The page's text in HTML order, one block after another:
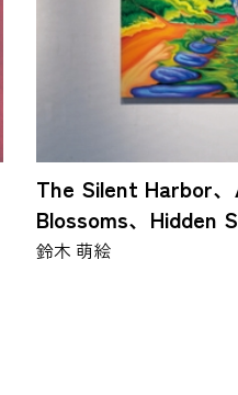
The Silent Harbor
Blossoms、Hidden
鈴木 萌絵